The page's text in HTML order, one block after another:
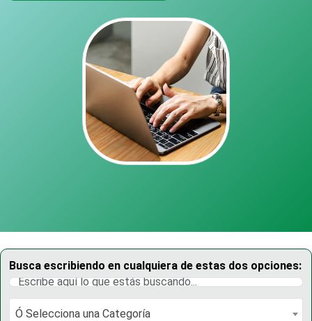
Busca escribiendo en cualquiera de estas dos opciones:
Ó Selecciona una Categoría
Ó Selecciona una Categoría